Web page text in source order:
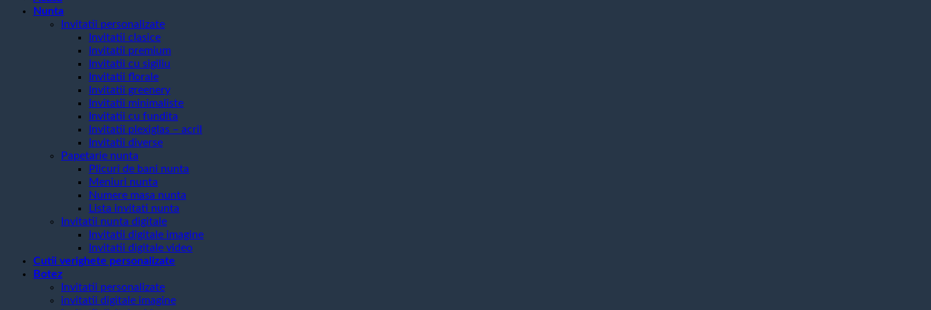
Nunta
Invitatii personalizate
Invitatii clasice
Invitatii premium
Invitatii cu sigiliu
Invitatii florale
Invitatii greenery
Invitatii minimaliste
Invitatii cu fundita
Invitatii plexiglas – acril
Invitatii diverse
Papetarie nunta
Plicuri de bani nunta
Meniuri nunta
Numere masa nunta
Lista invitati nunta
Invitatii nunta digitale
Invitatii digitale imagine
Invitatii digitale video
Cutii verighete personalizate
Botez
Invitatii personalizate
invitatii digitale imagine